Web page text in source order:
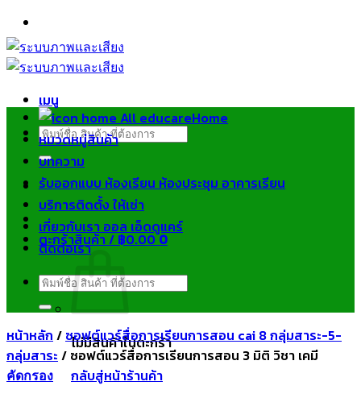
ข้าม
ไป
ยัง
เมนู
ค้นหา:
ตะกร้าสินค้า /฿0.000
ไม่มีสินค้าในตะกร้า
กลับสู่หน้าร้านค้า
Home
หมวดหมู่สินค้า
บทความ
รับออกแบบ ห้องเรียน ห้องประชุม อาคารเรียน
บริการติดตั้ง ให้เช่า
เกี่ยวกับเรา ออล เอ็ดดูแคร์
ติดต่อเรา
ค้นหา:
หน้าหลัก / ซอฟต์แวร์สื่อการเรียนการสอน cai 8 กลุ่มสาระ-5-
กลุ่มสาระ / ซอฟต์แวร์สื่อการเรียนการสอน 3 มิติ วิชา เคมี
คัดกรอง